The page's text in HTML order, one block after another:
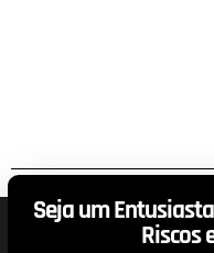
Seja um
Riscos